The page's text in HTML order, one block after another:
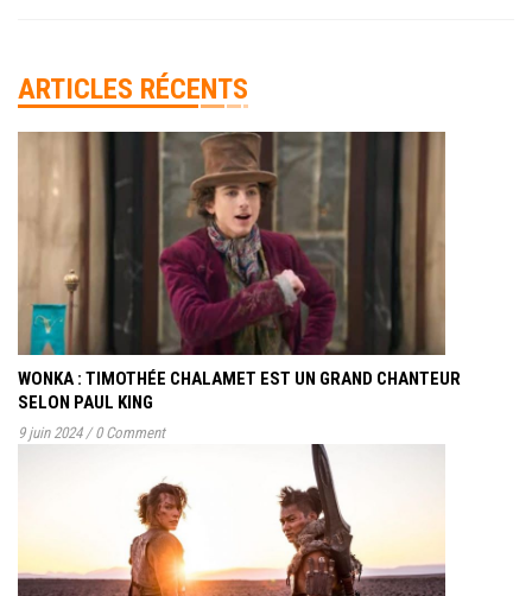
ARTICLES RÉCENTS
WONKA : TIMOTHÉE CHALAMET EST UN GRAND CHANTEUR
SELON PAUL KING
9 juin 2024 / 0 Comment